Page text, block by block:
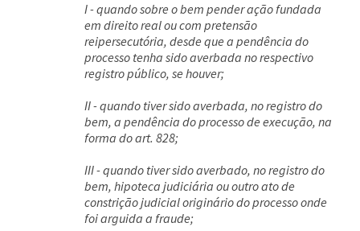
I - quando sobre o bem pender ação fundada
em direito real ou com pretensão
reipersecutória, desde que a pendência do
processo tenha sido averbada no respectivo
registro público, se houver;
II - quando tiver sido averbada, no registro do
bem, a pendência do processo de execução, na
forma do art. 828;
III - quando tiver sido averbado, no registro do
bem, hipoteca judiciária ou outro ato de
constrição judicial originário do processo onde
foi arguida a fraude;